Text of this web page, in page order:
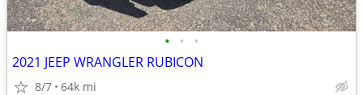
• • •
2021 JEEP WRANGLER RUBICON
8/7 64k mi